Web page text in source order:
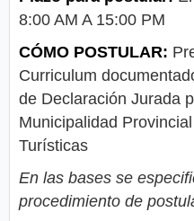
8:00 AM A 15:00 PM
CÓMO POSTULAR:
Curriculum
de Declaración Jurada
Municipalidad
Turísticas
En las bases se
procedimiento de